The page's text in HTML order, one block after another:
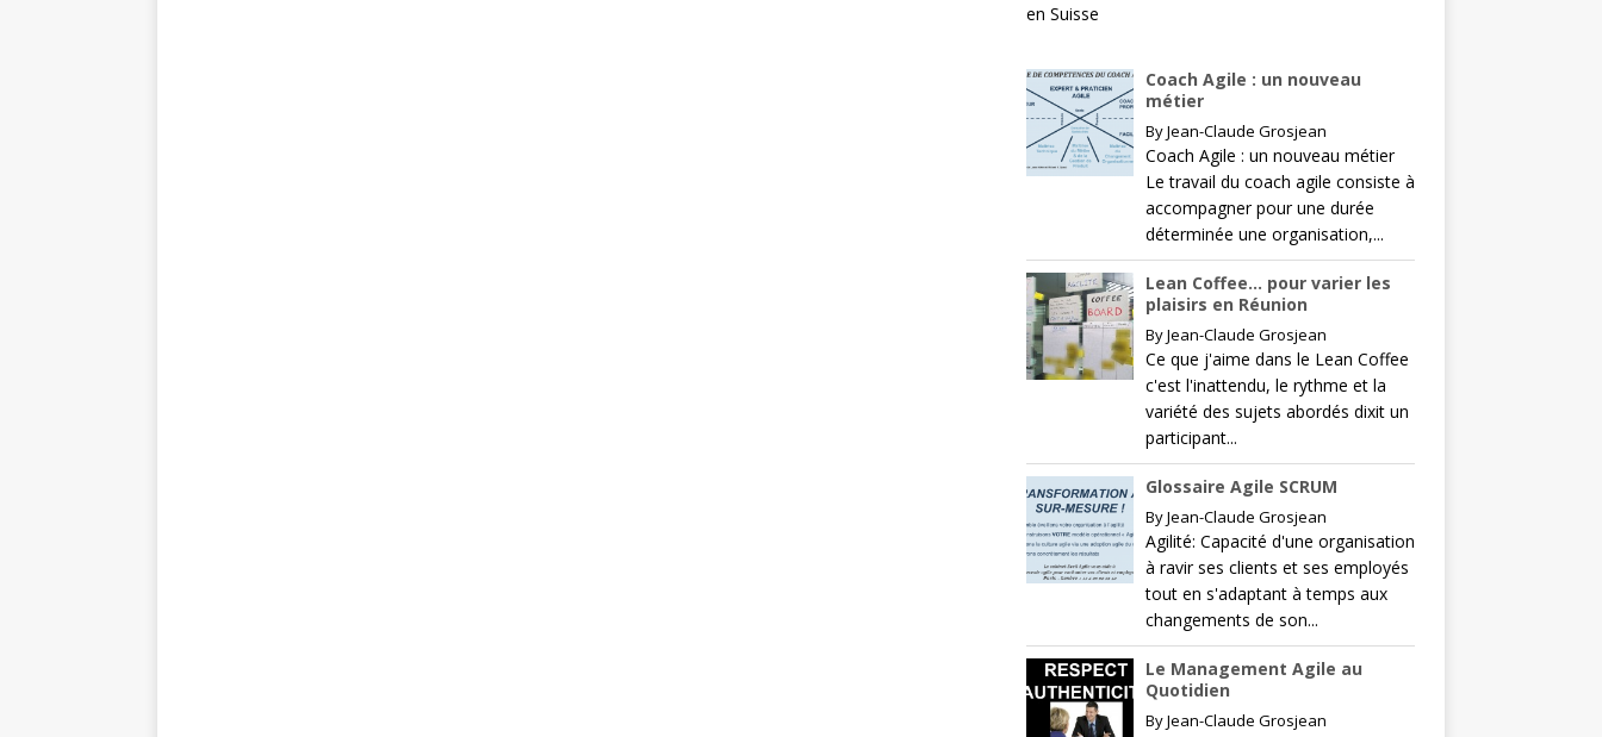
en Suisse
Coach Agile : un nouveau
métier
ByJean-Claude Grosjean
Coach Agile : un nouveau métier
Le travail du coach agile consiste à
accompagner pour une durée
déterminée une organisation,...
Lean Coffee… pour varier les
plaisirs en Réunion
ByJean-Claude Grosjean
Ce que j'aime dans le Lean Coffee
c'est l'inattendu, le rythme et la
variété des sujets abordés dixit un
participant...
Glossaire Agile SCRUM
ByJean-Claude Grosjean
Agilité: Capacité d'une organisation
à ravir ses clients et ses employés
tout en s'adaptant à temps aux
changements de son...
Le Management Agile au
Quotidien
ByJean-Claude Grosjean